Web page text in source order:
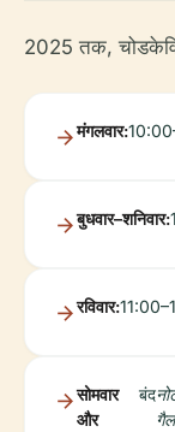
2025 तक,
मंगलवार:
बुधवार–शनिवार:
रविवार:
सोमवार
और
बंद